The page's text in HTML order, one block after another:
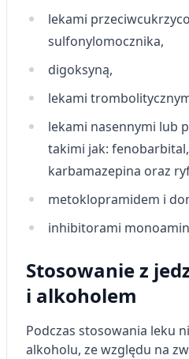
lekami
sulfonylomocznika,
digoksyną,
lekami
lekami nasennymi lub
takimi jak:
karbamazepina oraz
metoklopramidem i
inhibitorami
Stosowanie z
i alkoholem
Podczas stosowania leku
alkoholu, ze względu na
Funkcje specjalne IAB:
Użycie dokładnych danych
aktywnie żądanych informacji
Cele przetwarzania inne niż IAB:
Niezbędne
Wydajność (Performance)